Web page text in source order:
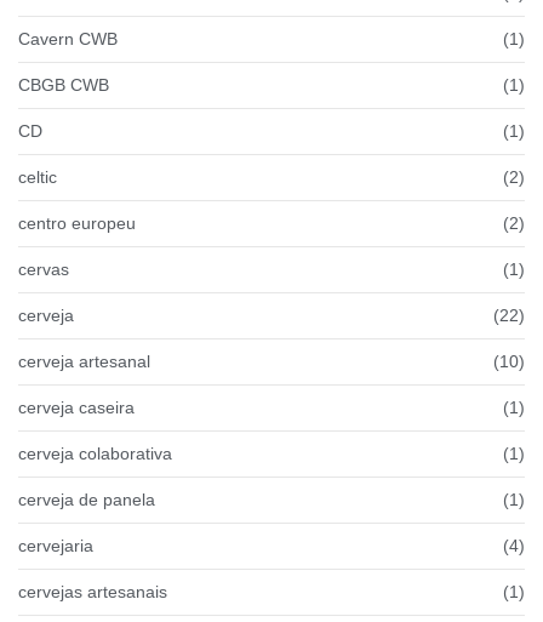
Cavern CWB (1)
CBGB CWB (1)
CD (1)
celtic (2)
centro europeu (2)
cervas (1)
cerveja (22)
cerveja artesanal (10)
cerveja caseira (1)
cerveja colaborativa (1)
cerveja de panela (1)
cervejaria (4)
cervejas artesanais (1)